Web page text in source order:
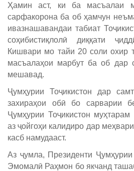
Ҳамин аст, ки ба масъалаи
сарфакорона ба об ҳамчун
ивазнашавандаи табиат
соҳибистиқлолӣ диққати
Кишвари мо тайи 20 соли охир
масъалаҳои марбут ба об дар
мешавад.
Ҷумҳурии Тоҷикистон дар
захираҳои обӣ бо сарварии
Ҷумҳурии Тоҷикистон
аз ҷойгоҳи калидиро дар
касб намудааст.
Аз ҷумла, Президенти Ҷумҳурии
Эмомалӣ Раҳмон бо якчанд